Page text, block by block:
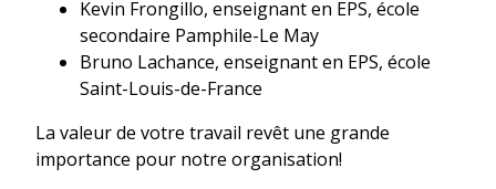
Kevin Frongillo, enseignant en EPS, école
secondaire Pamphile-Le May
Bruno Lachance, enseignant en EPS, école
Saint-Louis-de-France
La valeur de votre travail revêt une grande
importance pour notre organisation!